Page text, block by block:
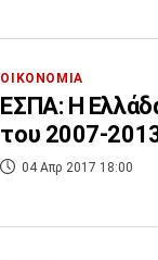
ΟΙΚΟΝΟΜΙΑ
ΕΣΠΑ: Η
του 2007-
04 Απρ 2017 18:00